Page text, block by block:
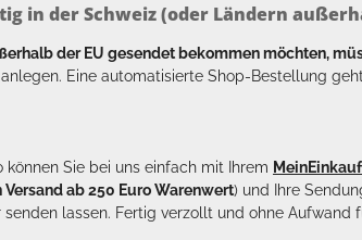
in der Schweiz (oder Ländern
der EU gesendet bekommen möchten,
anlegen. Eine automatisierte Shop-Bestellung
können Sie bei uns einfach mit Ihrem
ab 250 Euro Warenwert) und Ihre
senden lassen. Fertig verzollt und ohne Aufwand